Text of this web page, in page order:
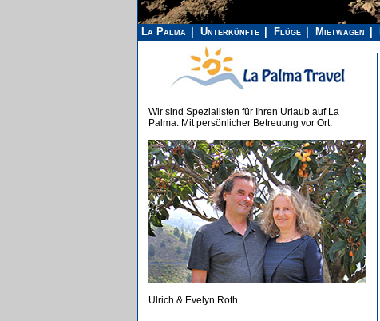
La Palma Unterkünfte Flüge Mietwagen
Wir sind Spezialisten für Ihren Urlaub auf La
Palma. Mit persönlicher Betreuung vor Ort.
Ulrich & Evelyn Roth